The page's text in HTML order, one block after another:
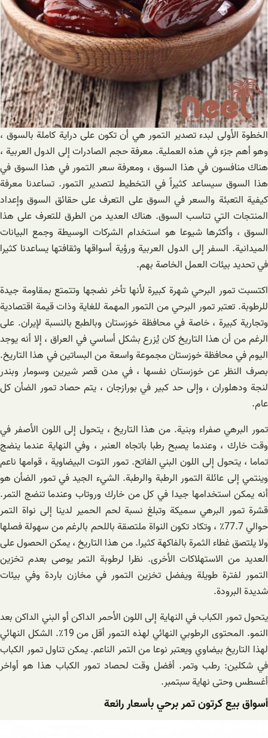
الخطوة الأولى لبدء تصدير التمور هي أن تكون على دراية كاملة بالسوق ،
وهو أهم جزء في هذه العملية. معرفة حجم الصادرات إلى الدول العربية ،
هناك منافسون في هذا السوق ، ومعرفة سعر التمور في هذا السوق في
هذا السوق سيساعد كثيراً في التخطيط لتصدير التمور. تساعدنا معرفة
كيفية التعبئة والسعر في السوق على التعرف على حقائق السوق وإعداد
المنتجات التي تناسب السوق. هناك العديد من الطرق للتعرف على هذا
السوق ، وأكثرها شيوعا هو استخدام الشركات الوسيطة وجمع البيانات
الميدانية. السفر إلى الدول العربية ورؤية أسواقها وثقافتها يساعدنا كثيرا
في تحديد بيئات العمل الخاصة بهم.
اكتسبت تمور البرحي شهرة كبيرة لأنها تأخر نضجها وتتمتع بمقاومة جيدة
للرطوبة. تعتبر تمور البرحي من التمور المهمة للغاية وذات قيمة اقتصادية
وتجارية كبيرة ، خاصة في محافظة خوزستان وبالطبع بالنسبة لإيران. على
الرغم من أن هذا التاريخ كان يُزرع بشكل أساسي في العراق ، إلا أنه يوجد
اليوم في محافظة خوزستان مجموعة واسعة من البساتين في هذا التاريخ.
بصرف النظر عن خوزستان نفسها ، في مدن قصر شيرين وسومار وبندر
لنجة ودهلوران ، وإلى حد كبير في بورازجان ، يتم حصاد تمور الضأن كل
عام.
تمور البرهي صفراء وبنية. من هذا التاريخ ، يتحول إلى اللون الأصفر في
وقت خارك ، وعندما يصبح رطبا باتجاه العنبر ، وفي النهاية عندما ينضج
تماما ، يتحول إلى اللون البني الفاتح. تمور التوت البيضاوية ، قوامها ناعم
وينتمي إلى عائلة التمور الرطبة والرطبة. الشيء الجيد في تمور الضأن هو
أنه يمكن استخدامها جيدا في كل من خارك وروتاب وعندما تنضج التمر.
قشرة تمور البرهي سميكة وتبلغ نسبة لحم الحمير لدينا إلى نواة التمر
حوالي 77.7٪ ، وتكاد تكون النواة ملتصقة باللحم بالرغم من سهولة فصلها
ولا يلتصق غطاء الثمرة بالفاكهة كثيرا. من هذا التاريخ ، يمكن الحصول على
العديد من الاستهلاكات الأخرى. نظرا لرطوبة التمر يوصى بعدم تخزين
التمور لفترة طويلة ويفضل تخزين التمور في مخازن باردة وفي بيئات
شديدة البرودة.
يتحول تمور الكباب في النهاية إلى اللون الأحمر الداكن أو البني الداكن بعد
النمو. المحتوى الرطوبي النهائي لهذه التمور أقل من 19٪. الشكل النهائي
لهذا التاريخ بيضاوي ويعتبر نوعا من التمر الناعم. يمكن تناول تمور الكباب
في شكلين: رطب وتمر. أفضل وقت لحصاد تمور الكباب هذا هو أواخر
أغسطس وحتى نهاية سبتمبر.
أسواق بيع كرتون تمر برحي بأسعار رائعة